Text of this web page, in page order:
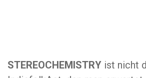
STEREOCHEMISTRY ist nicht